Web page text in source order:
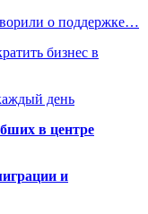
о поддержке…
бизнес в
день
в центре
и